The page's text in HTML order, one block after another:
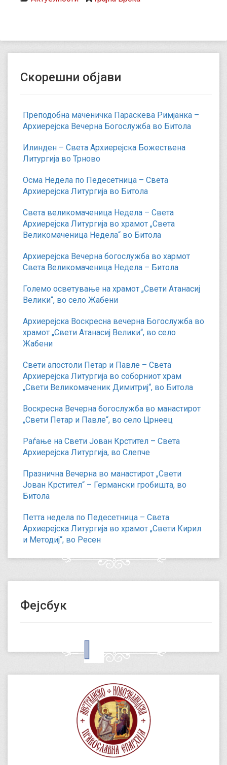
Скорешни објави
Преподобна маченичка Параскева Римјанка –
Архиерејска Вечерна Богослужба во Битола
Илинден – Света Архиерејска Божествена
Литургија во Трново
Осма Недела по Педесетница – Света
Архиерејска Литургија во Битола
Света великомаченица Недела – Света
Архиерејска Литургија во храмот „Света
Великомаченица Недела“ во Битола
Архиерејска Вечерна богослужба во хармот
Света Великомаченица Недела – Битола
Големо осветување на храмот „Свети Атанасиј
Велики“, во село Жабени
Архиерејска Воскресна вечерна Богослужба во
храмот „Свети Атанасиј Велики“, во село
Жабени
Свети апостоли Петар и Павле – Света
Архиерејска Литургија во соборниот храм
„Свети Великомаченик Димитриј“, во Битола
Воскресна Вечерна богослужба во манастирот
„Свети Петар и Павле“, во село Црнеец
Раѓање на Свети Јован Крстител – Света
Архиерејска Литургија, во Слепче
Празнична Вечерна во манастирот „Свети
Јован Крстител“ – Германски гробишта, во
Битола
Петта недела по Педесетница – Света
Архиерејска Литургија во храмот „Свети Кирил
и Методиј“, во Ресен
Фејсбук